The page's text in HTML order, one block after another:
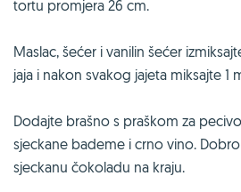
tortu promjera 26 cm.
Maslac, šećer i vanilin šećer
jaja i nakon svakog jajeta miksajte 1
Dodajte brašno s praškom za
sjeckane bademe i crno vino.
sjeckanu čokoladu na kraju.